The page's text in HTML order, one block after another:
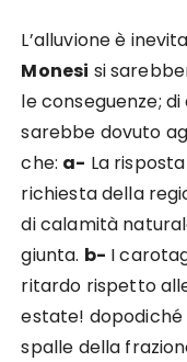
L’alluvione è
Monesi si
le conseguenze;
sarebbe dovuto
che: a- La
richiesta della
di calamità
giunta. b- I
ritardo rispetto
estate! dopodiché
spalle della